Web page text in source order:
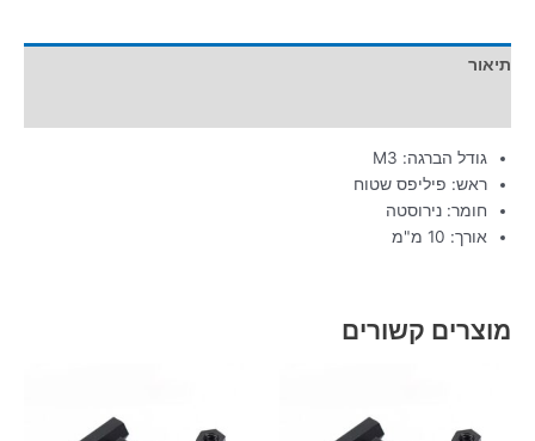
תיאור
גודל הברגה: M3
ראש: פיליפס שטוח
חומר: נירוסטה
אורך: 10 מ"מ
מוצרים קשורים